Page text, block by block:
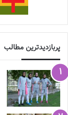
پربازدیدترین مطالب